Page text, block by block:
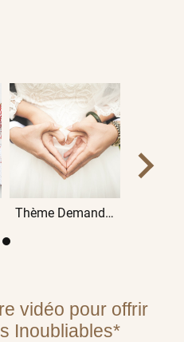
Thème Demande en Mariage
vidéo pour offrir
Inoubliables*